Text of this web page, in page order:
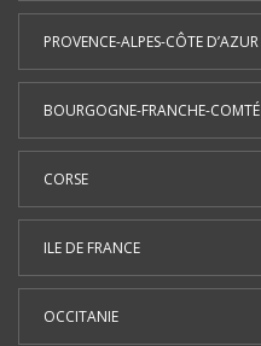
PROVENCE-ALPES-CÔTE D’AZUR
BOURGOGNE-FRANCHE-COMTÉ
CORSE
ILE DE FRANCE
OCCITANIE